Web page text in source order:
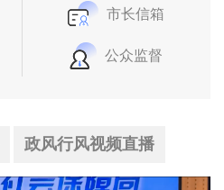
市长信箱
公众监督
政风行风视频直播